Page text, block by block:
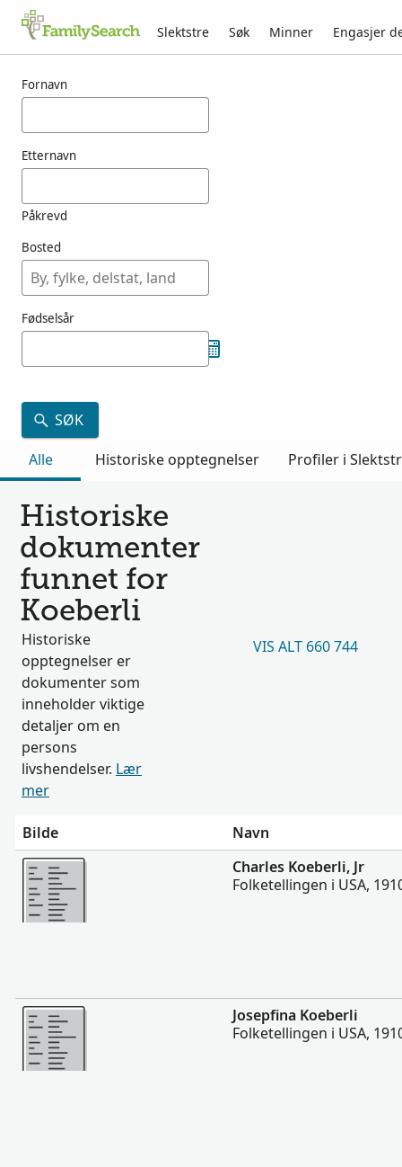
Slektstre Søk Minner Engasjer
Fornavn
Etternavn
Påkrevd
Bosted
Fødselsår
SØK
Alle
Historiske opptegnelser Profiler i
Historiske
dokumenter
funnet for
Koeberli
Historiske
opptegnelser er
dokumenter som
inneholder viktige
detaljer om en
persons
livshendelser. Lær
mer
VIS ALT 660 744
Bilde
Navn
Flere
Charles Koeberli, Jr
Folketellingen i USA,
Flere
Josepfina Koeberli
Folketellingen i USA,